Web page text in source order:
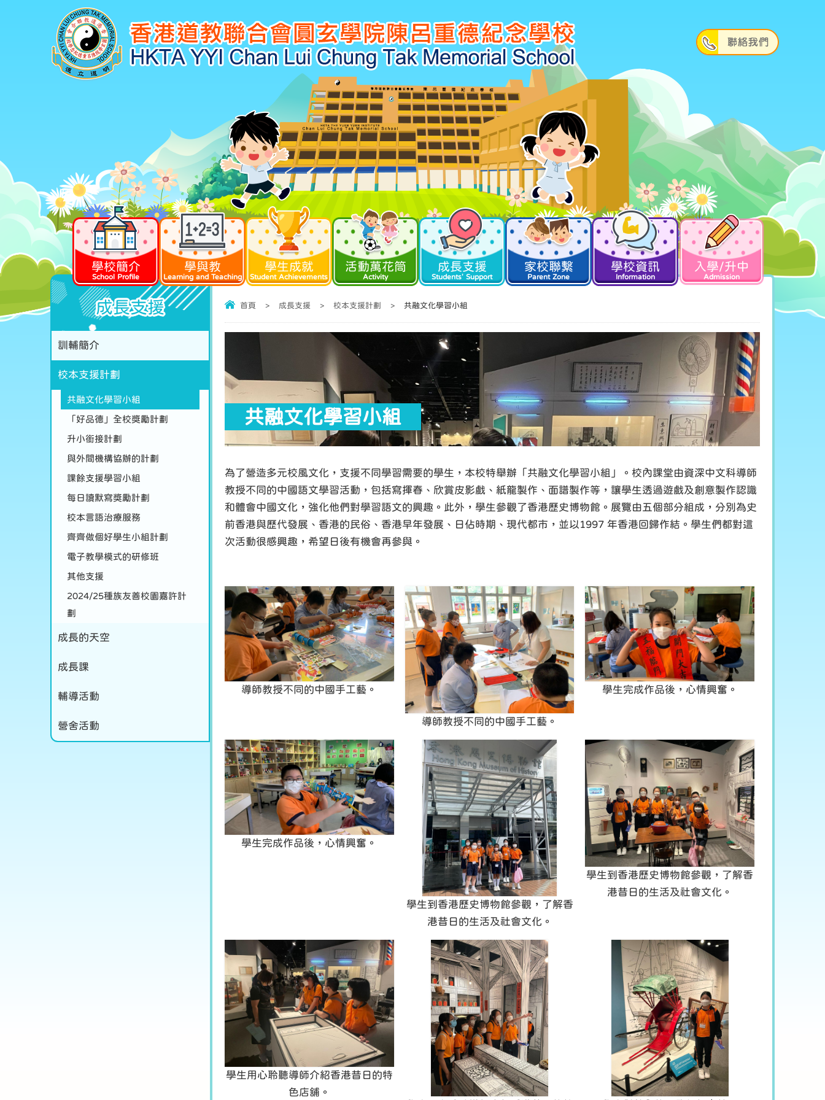
學校簡介
School Profile
學與教
Learning and Teaching
學生成就
Student Achievements
活動萬花筒
Activity
成長支援
Students' Support
家校聯繫
Parent Zone
學校資訊
Information
入學/升中
Admission
首頁 > 成長支援 > 校本支援計劃 > 共融文化學習小組
共融文化學習小組
為了營造多元校風文化，支援不同學習需要的學生，本校特舉辦「共融文化學習小組」。校內課堂由資深中文科導師
教授不同的中國語文學習活動，包括寫揮春、欣賞皮影戲、紙龍製作、面譜製作等，讓學生透過遊戲及創意製作認識
和體會中國文化，強化他們對學習語文的興趣。此外，學生參觀了香港歷史博物館。展覽由五個部分組成，分別為史
前香港與歷代發展、香港的民俗、香港早年發展、日佔時期、現代都市，並以1997 年香港回歸作結。學生們都對這
次活動很感興趣，希望日後有機會再參與。
導師教授不同的中國手工藝。
導師教授不同的中國手工藝。
學生完成作品後，心情興奮。
學生完成作品後，心情興奮。
學生到香港歷史博物館參觀，了解香
港昔日的生活及社會文化。
學生到香港歷史博物館參觀，了解香
港昔日的生活及社會文化。
學生用心聆聽導師介紹香港昔日的特
色店舖。
成長支援
訓輔簡介
校本支援計劃
共融文化學習小組
「好品德」全校獎勵計劃
升小銜接計劃
與外間機構協辦的計劃
課餘支援學習小組
每日讀默寫獎勵計劃
校本言語治療服務
齊齊做個好學生小組計劃
電子教學模式的研修班
其他支援
2024/25種族友善校園嘉許計
劃
成長的天空
成長課
輔導活動
營舍活動